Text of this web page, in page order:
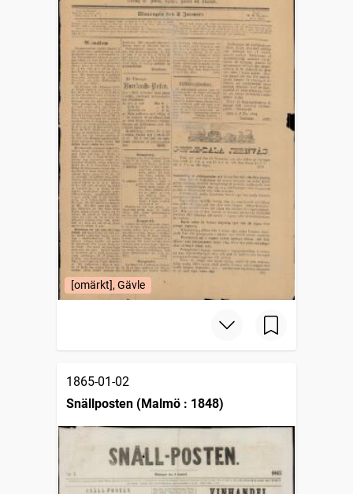
[omärkt], Gävle
1865-01-02
Snällposten (Malmö : 1848)